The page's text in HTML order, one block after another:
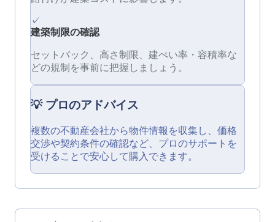
✓
建築制限の確認
セットバック、高さ制限、建ぺい率・容積率な
どの規制を事前に把握しましょう。
💡 プロのアドバイス
複数の不動産会社から物件情報を収集し、価格
交渉や契約条件の確認など、プロのサポートを
受けることで安心して購入できます。